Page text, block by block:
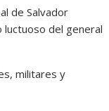
de Salvador
luctuoso del general
militares y